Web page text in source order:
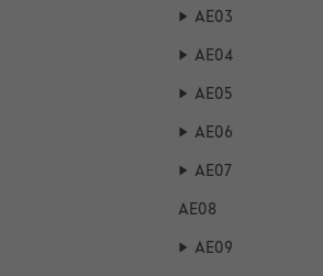
AE03
AE04
AE05
AE06
AE07
AE08
AE09